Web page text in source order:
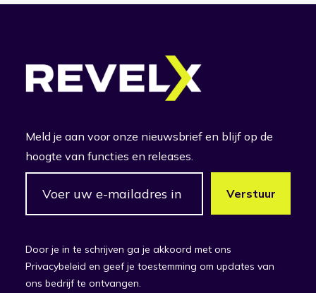
Meld je aan voor onze nieuwsbrief en blijf op de
hoogte van functies en releases.
Door je in te schrijven ga je akkoord met ons
Privacybeleid en geef je toestemming om updates van
ons bedrijf te ontvangen.